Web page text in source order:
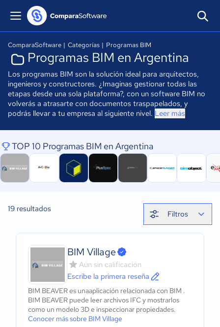
ComparaSoftware | Categorías | Programas BIM
Programas BIM en Argentina
Los programas BIM son la solución ideal para arquitectos,
ingenieros y constructores. ¿Imaginas gestionar todas las
etapas desde una sola plataforma?, con un software BIM no
volverás a atrasarte con documentos traspapelados, y
podrás llevar a tu empresa al siguiente nivel. Leer más
TOP 10 Programas BIM en Argentina
19 resultados
Filtros
BIM Village
Aún sin calificación
Escribe la primera reseña
BIM BEAVER es unaaplicación relacionada con BIM .
BIM BEAVER puede leer archivos IFC y mostrarlos
como un modelo 3D e inspeccionar propiedades.
Conocer más sobre BIM Village